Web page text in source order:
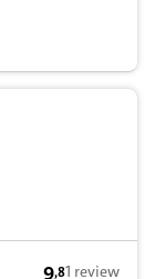
9,81 review